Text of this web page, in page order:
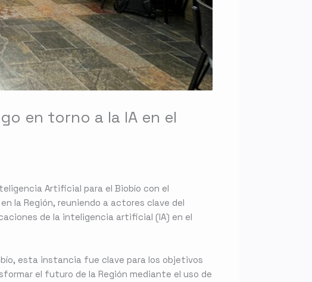
en torno a la IA en el
Artificial para el Biobío con el
la Región, reuniendo a actores clave del
de la inteligencia artificial (IA) en el
esta instancia fue clave para los objetivos
el futuro de la Región mediante el uso de